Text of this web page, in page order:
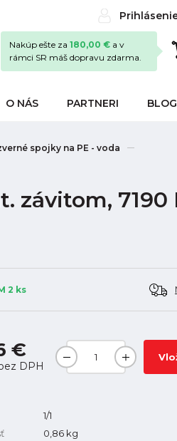
Nakúp ešte za 180,00 € a v
rámci SR máš dopravu zdarma.
O NÁS PARTNERI BLOG
spojky na PE - voda
závitom, 7190
2 ks
€
DPH
1/1
0,86 kg